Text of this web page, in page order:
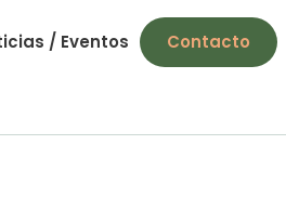
/ Eventos Contacto